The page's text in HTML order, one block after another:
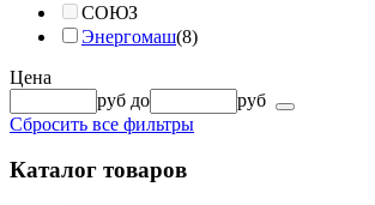
СОЮЗ
Энергомаш(8)
Цена
руб до
руб
Сбросить все фильтры
Каталог товаров